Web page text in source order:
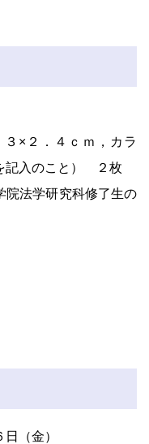
×２．４ｃｍ，カラ
記入のこと） ２枚
法学研究科修了生の
（金）